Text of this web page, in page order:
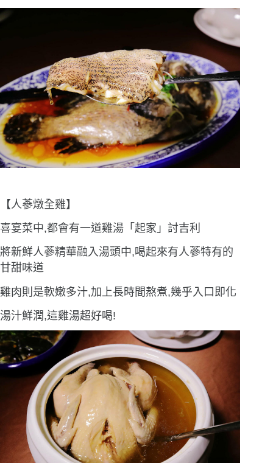
【人蔘燉全雞】
喜宴菜中,都會有一道雞湯「起家」討吉利
將新鮮人蔘精華融入湯頭中,喝起來有人蔘特有的
甘甜味道
雞肉則是軟嫩多汁,加上長時間熬煮,幾乎入口即化
湯汁鮮潤,這雞湯超好喝!